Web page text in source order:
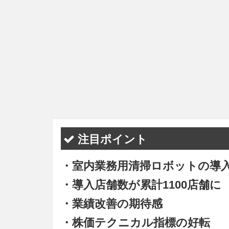
注目ポイント
・室内業務用清掃ロボットの導
・導入店舗数が累計1100店舗に
・業績改善の期待感
・株価テクニカル指標の好転